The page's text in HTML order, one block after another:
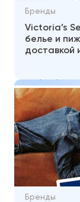
Бренды
Victoria’s
белье и
доставкой
Бренды